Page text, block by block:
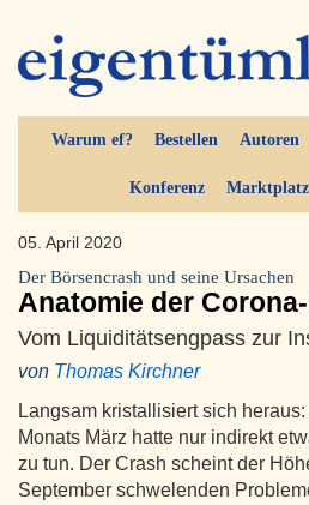
Warum ef? Bestellen Autoren
Konferenz Marktplatz
05. April 2020
Der Börsencrash und seine Ursachen
Anatomie der
Vom Liquiditätsengpass zur
von Thomas Kirchner
Langsam kristallisiert sich
Monats März hatte nur indirekt
zu tun. Der Crash scheint der
September schwelenden